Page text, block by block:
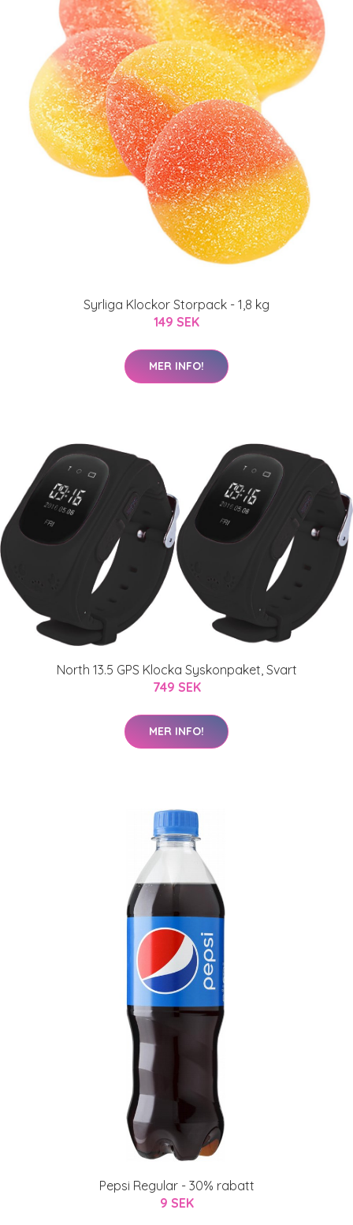
Syrliga Klockor Storpack - 1,8 kg
149 SEK
MER INFO!
North 13.5 GPS Klocka Syskonpaket, Svart
749 SEK
MER INFO!
Pepsi Regular - 30% rabatt
9 SEK